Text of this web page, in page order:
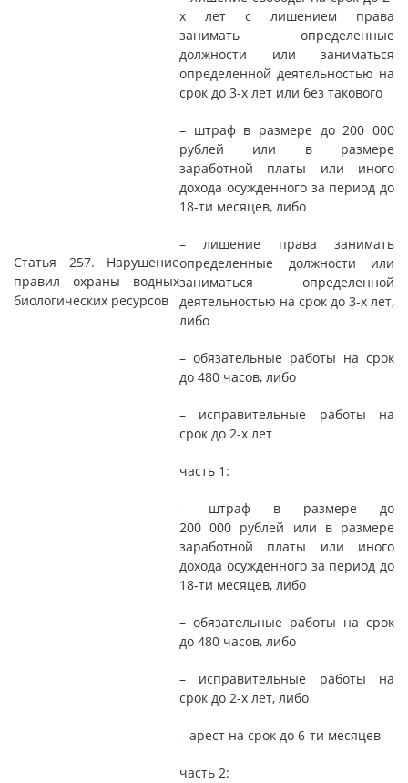
х лет с лишением права
занимать определенные
должности или заниматься
определенной деятельностью на
срок до 3-х лет или без такового
Статья 257. Нарушение
правил охраны водных
биологических ресурсов
– штраф в размере до 200 000
рублей или в размере
заработной платы или иного
дохода осужденного за период до
18-ти месяцев, либо
– лишение права занимать
определенные должности или
заниматься определенной
деятельностью на срок до 3-х лет,
либо
– обязательные работы на срок
до 480 часов, либо
– исправительные работы на
срок до 2-х лет
часть 1:
– штраф в размере до
200 000 рублей или в размере
заработной платы или иного
дохода осужденного за период до
18-ти месяцев, либо
– обязательные работы на срок
до 480 часов, либо
– исправительные работы на
срок до 2-х лет, либо
– арест на срок до 6-ти месяцев
часть 2: